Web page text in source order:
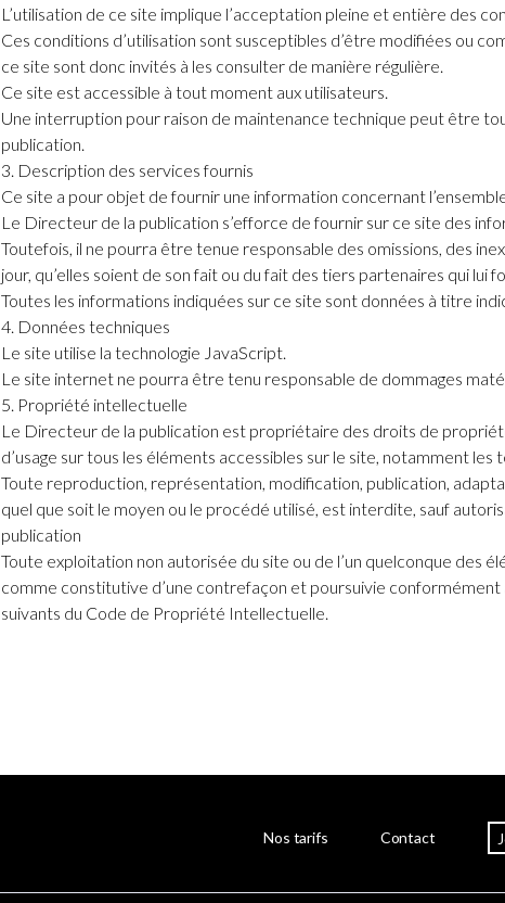
L’utilisation de ce site implique l’acceptation pleine et entière des
Ces conditions d’utilisation sont susceptibles d’être modifiées ou
ce site sont donc invités à les consulter de manière régulière.
Ce site est accessible à tout moment aux utilisateurs.
Une interruption pour raison de maintenance technique peut être
publication.
3. Description des services fournis
Ce site a pour objet de fournir une information concernant
Le Directeur de la publication s’efforce de fournir sur ce site des
Toutefois, il ne pourra être tenue responsable des omissions, des
jour, qu’elles soient de son fait ou du fait des tiers partenaires qui lui
Toutes les informations indiquées sur ce site sont données à titre
4. Données techniques
Le site utilise la technologie JavaScript.
Le site internet ne pourra être tenu responsable de dommages
5. Propriété intellectuelle
Le Directeur de la publication est propriétaire des droits de
d’usage sur tous les éléments accessibles sur le site, notamment les
Toute reproduction, représentation, modification, publication,
quel que soit le moyen ou le procédé utilisé, est interdite, sauf
publication
Toute exploitation non autorisée du site ou de l’un quelconque des
comme constitutive d’une contrefaçon et poursuivie
suivants du Code de Propriété Intellectuelle.
Nos tarifs Contact